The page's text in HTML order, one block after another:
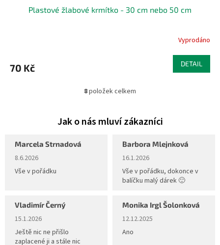
Plastové žlabové krmítko - 30 cm nebo 50 cm
Vyprodáno
70 Kč DETAIL
O
á
8položek celkem
Marcela Strnadová
Hodnocení obchodu je 5 z 5 hvězdiček.
8.6.2026
Vše v pořádku
Barbora Mlejnková
Hodnocení obchodu je 5 z 5
16.1.2026
Vše v pořádku, dokonce v
balíčku malý dárek 🙂
Vladimír Černý
Hodnocení obchodu je 5 z 5 hvězdiček.
15.1.2026
Ještě nic ne přišlo
zaplacené ji a stále nic
Monika Irgl Šolonková
Hodnocení obchodu je 5 z 5
12.12.2025
Ano